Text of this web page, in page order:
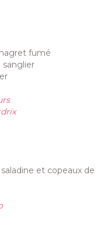
fumé
et copeaux de